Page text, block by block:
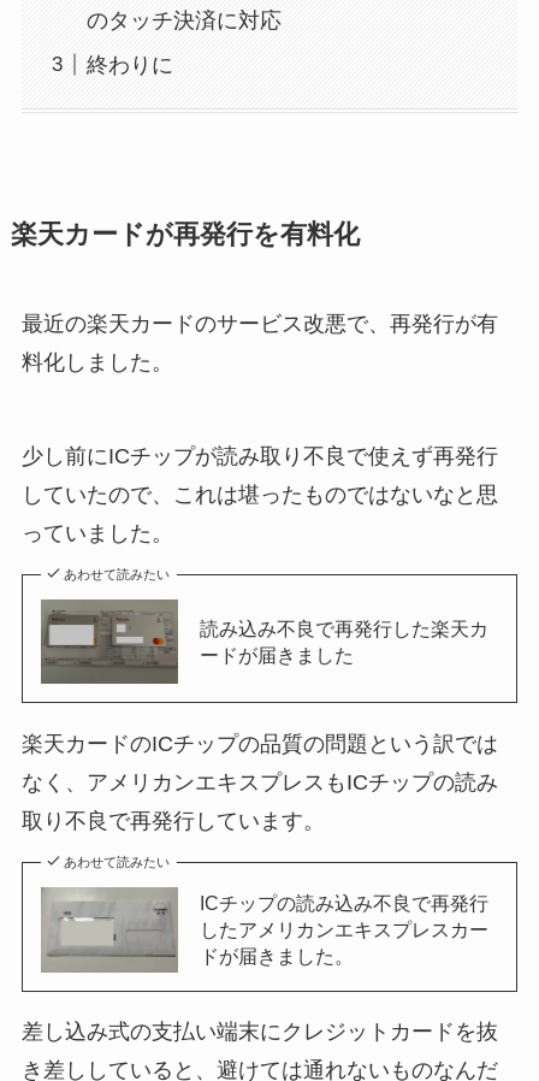
のタッチ決済に対応
終わりに
楽天カードが再発行を有料化
最近の楽天カードのサービス改悪で、再発行が有
料化しました。
少し前にICチップが読み取り不良で使えず再発行
していたので、これは堪ったものではないなと思
っていました。
読み込み不良で再発行した楽天カ
ードが届きました
楽天カードのICチップの品質の問題という訳では
なく、アメリカンエキスプレスもICチップの読み
取り不良で再発行しています。
ICチップの読み込み不良で再発行
したアメリカンエキスプレスカー
ドが届きました。
差し込み式の支払い端末にクレジットカードを抜
き差ししていると、避けては通れないものなんだ